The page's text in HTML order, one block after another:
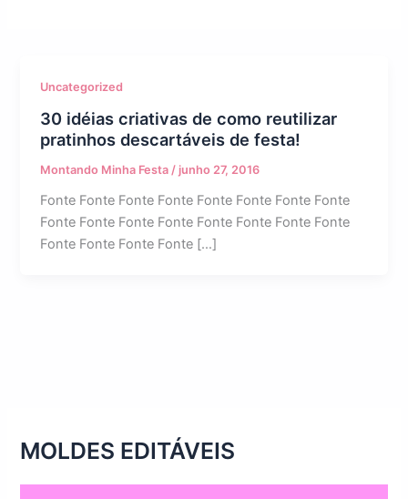
Uncategorized
30 idéias criativas de como reutilizar
pratinhos descartáveis de festa!
Montando Minha Festa / junho 27, 2016
Fonte Fonte Fonte Fonte Fonte Fonte Fonte Fonte
Fonte Fonte Fonte Fonte Fonte Fonte Fonte Fonte
Fonte Fonte Fonte Fonte […]
MOLDES EDITÁVEIS